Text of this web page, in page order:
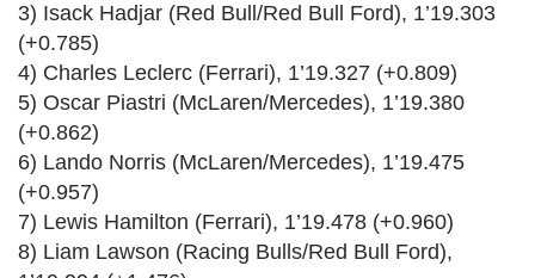
3) Isack Hadjar (Red Bull/Red Bull Ford), 1’19.303
(+0.785)
4) Charles Leclerc (Ferrari), 1’19.327 (+0.809)
5) Oscar Piastri (McLaren/Mercedes), 1’19.380
(+0.862)
6) Lando Norris (McLaren/Mercedes), 1’19.475
(+0.957)
7) Lewis Hamilton (Ferrari), 1’19.478 (+0.960)
8) Liam Lawson (Racing Bulls/Red Bull Ford),